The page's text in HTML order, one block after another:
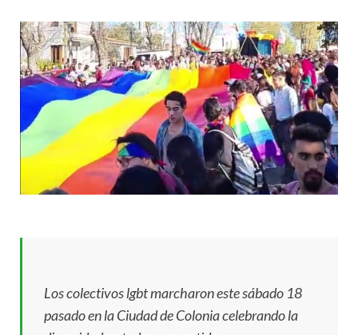
Los colectivos lgbt marcharon este sábado 18
pasado en la Ciudad de Colonia celebrando la